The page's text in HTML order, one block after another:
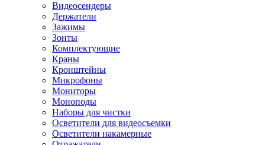
Видеосендеры
Держатели
Зажимы
Зонты
Комплектующие
Краны
Кронштейны
Микрофоны
Мониторы
Моноподы
Наборы для чистки
Осветители для видеосъемки
Осветители накамерные